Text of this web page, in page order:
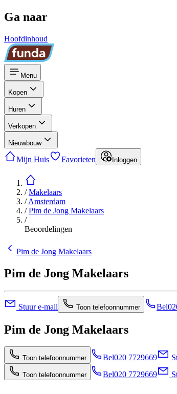
Ga naar
Hoofdinhoud
Menu
Kopen
Huren
Verkopen
Nieuwbouw
Mijn Huis Favorieten Inloggen
/Makelaars
/Amsterdam
/Pim de Jong Makelaars
/
Beoordelingen
Pim de Jong Makelaars
Pim de Jong Makelaars
Stuur e-mail Toon telefoonnummer Bel
Pim de Jong Makelaars
Toon telefoonnummer Bel020 7729669
Toon telefoonnummer Bel020 7729669